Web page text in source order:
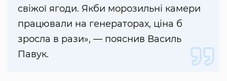
свіжої ягоди. Якби морозильні камери
працювали на генераторах, ціна б
зросла в рази», — пояснив Василь
Павук.